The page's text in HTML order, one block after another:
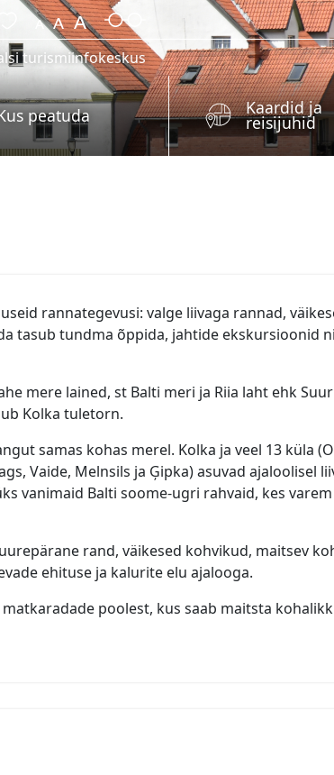
turismiinfokeskus
peatuda Kaardid ja
reisijuhid
rannategevusi: valge liivaga rannad,
tasub tundma õppida, jahtide ekskursioonid
mere lained, st Balti meri ja Riia laht ehk
Kolka tuletorn.
samas kohas merel. Kolka ja veel 13 küla
Vaide, Melnsils ja Ģipka) asuvad ajaloolisel
vanimaid Balti soome-ugri rahvaid, kes varem
rand, väikesed kohvikud, maitsev
ehituse ja kalurite elu ajalooga.
poolest, kus saab maitsta